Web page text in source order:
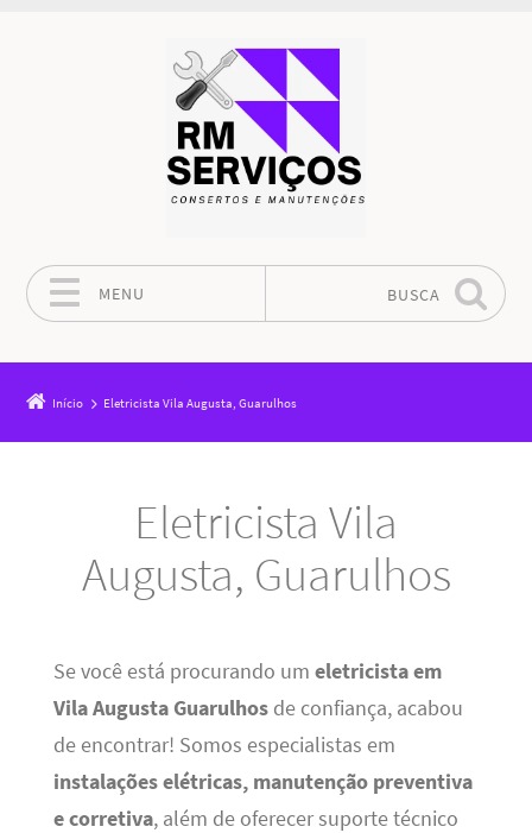
MENU BUSCA
Início Eletricista Vila Augusta, Guarulhos
Eletricista Vila
Augusta, Guarulhos
Se você está procurando um eletricista em
Vila Augusta Guarulhosde confiança, acabou
de encontrar! Somos especialistas em
instalações elétricas, manutenção preventiva
e corretiva, além de oferecer suporte técnico